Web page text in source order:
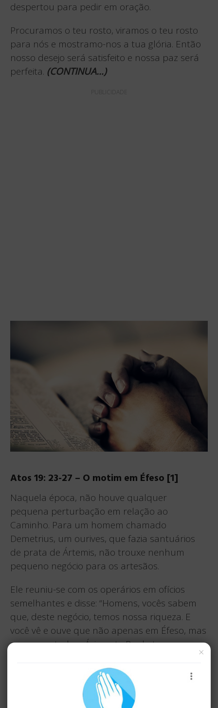
despertou para pedir em oração.
Procuramos o teu rosto, viramos o teu rosto
para nós e mostramo-nos a tua glória. Então
nosso desejo será satisfeito e nossa paz será
perfeita. (CONTINUA…)
PUBLICIDADE
Atos 19: 23-27 – O motim em Éfeso [1]
Naquela época, não houve qualquer
pequena perturbação em relação ao
Caminho. Para um homem chamado
Demetrius, um ourives, que fazia santuários
de prata de Ártemis, não trouxe nenhum
pequeno negócio para os artesãos.
Ele reuniu-se com os operários em ofícios
semelhantes e disse: “Homens, vocês sabem
que, deste negócio, temos nossa riqueza. E
você vê e ouve que não apenas em Éfeso, mas
em quase toda a Ásia, este Paulo tem
dizendo que os deuses feitos com as mãos
×